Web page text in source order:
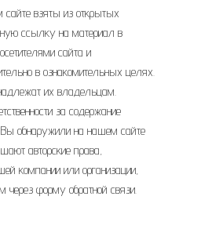
взяты из открытых
ссылку на материал в
сайта и
в ознакомительных целях.
их владельцам.
за содержание
Вы обнаружили на нашем сайте
авторские права,
компании или организации,
через форму обратной связи.